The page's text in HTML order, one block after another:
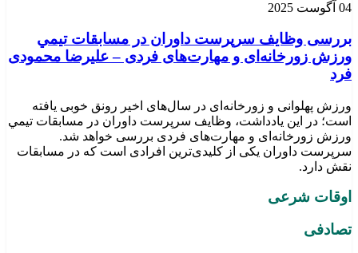
04 آگوست 2025
بررسی وظايف سرپرست داوران در مسابقات تیمي
ورزش زورخانه‌ای و مهارت‌های فردی – علیرضا محمودی
فرد
ورزش پهلوانی و زورخانه‌ای در سال‌های اخیر رونق خوبی یافته
است؛ در این یادداشت، وظایف سرپرست داوران در مسابقات تیمي
ورزش زورخانه‌ای و مهارت‌های فردی بررسی خواهد شد.
سرپرست داوران یکی از کلیدی‌ترین افرادی است که در مسابقات
نقش دارد.
اوقات شرعی
تصادفی